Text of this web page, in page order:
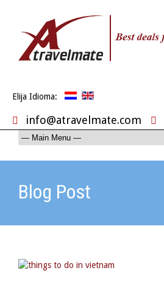
Elija Idioma:
info@atravelmate.com
Blog Post